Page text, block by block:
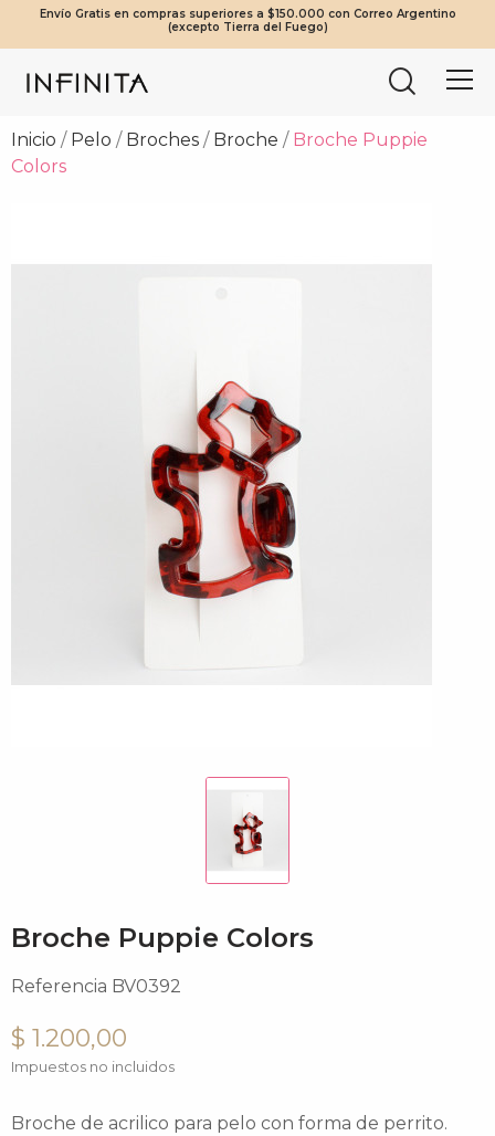
¡Beneficios Exclusivos! 20% OFF a partir de $2.000.000 | 10% OFF a
partir de $1.000.000
Envío Gratis en compras superiores a $150.000 con Correo Argentino
(excepto Tierra del Fuego)
Tierra del Fuego envíos solo en compras a partir de $200.000
vía Cruz del Sur.
Mínimo de compra web $80.000
Inicio Pelo Broches Broche
Broche Puppie
Colors
Broche Puppie Colors
Referencia BV0392
$ 1.200,00
Impuestos no incluidos
Broche de acrilico para pelo con forma de perrito.